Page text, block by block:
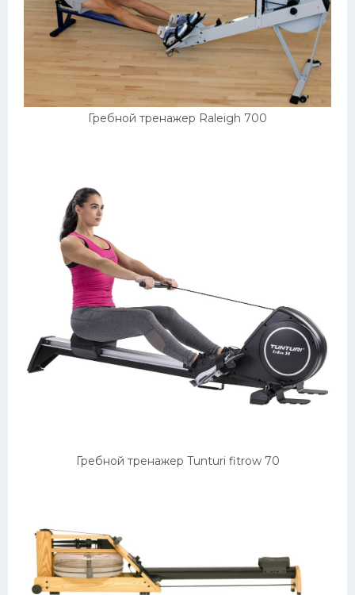
Гребной тренажер Raleigh 700
Гребной тренажер Tunturi fitrow 70